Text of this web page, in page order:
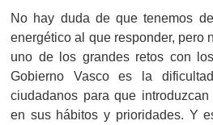
No hay duda de que tenemos
energético al que responder, pero
uno de los grandes retos con
Gobierno Vasco es la
ciudadanos para que
en sus hábitos y prioridades. Y